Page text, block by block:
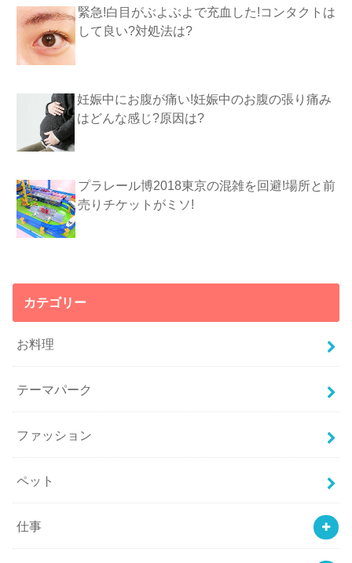
緊急!白目がぶよぶよで充血した!コンタクトは
して良い?対処法は?
妊娠中にお腹が痛い!妊娠中のお腹の張り痛み
はどんな感じ?原因は?
プラレール博2018東京の混雑を回避!場所と前
売りチケットがミソ!
カテゴリー
お料理
テーマパーク
ファッション
ペット
仕事